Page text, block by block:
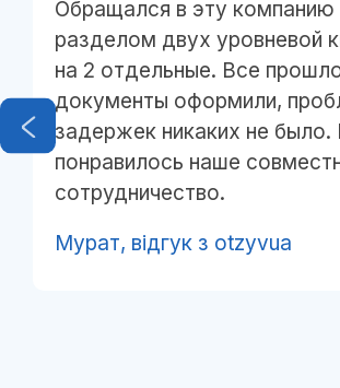
в эту компанию с
двух уровневой квартиры
отдельные. Все прошло хорошо,
оформили, проблем и
никаких не было. Мне
наше совместное
відгук з otzyvua